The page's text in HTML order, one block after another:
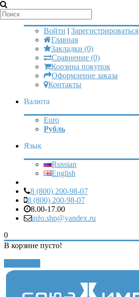
Мой аккаунт
Войти | Зарегистрироваться
Главная
Закладки (0)
Сравнение (0)
Корзина покупок
Оформление заказа
Контакты
Валюта
Euro
Рубль
Язык
Russian
English
8 (800) 200-98-07
8 (800) 200-98-07
8.00-17.00
info.shp@yandex.ru
0
В корзине пусто!